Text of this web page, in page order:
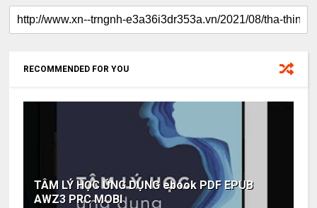
RECOMMENDED FOR YOU
TÂM LÝ HỌC ỨNG DỤNG ebook PDF EPUB
AWZ3 PRC MOBI